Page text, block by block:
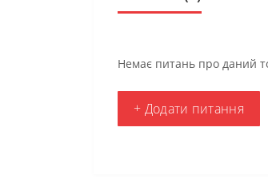
Немає питань про даний
+ Додати питання